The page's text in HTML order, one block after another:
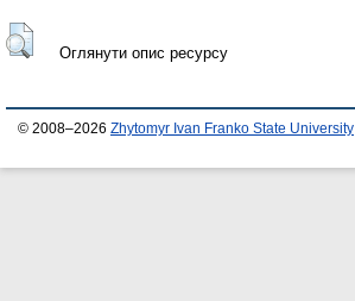
Оглянути опис ресурсу
© 2008–2026 Zhytomyr Ivan Franko State University